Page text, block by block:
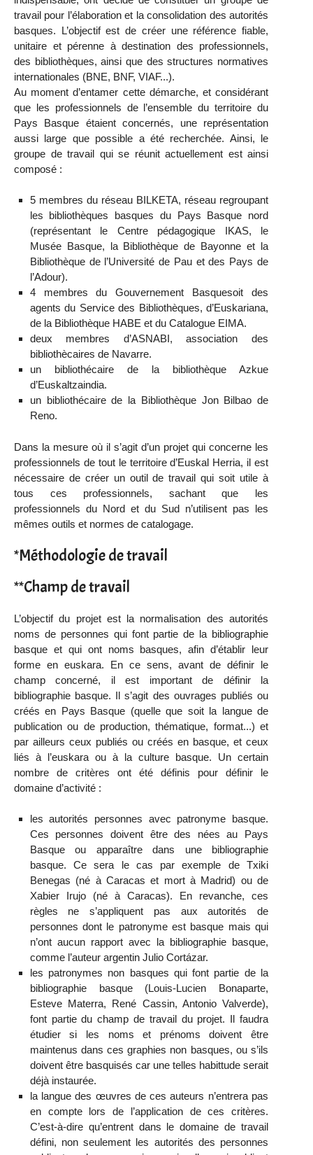
travail pour l’élaboration et la consolidation des autorités
basques. L’objectif est de créer une référence fiable,
unitaire et pérenne à destination des professionnels,
des bibliothèques, ainsi que des structures normatives
internationales (BNE, BNF, VIAF...).
Au moment d’entamer cette démarche, et considérant
que les professionnels de l’ensemble du territoire du
Pays Basque étaient concernés, une représentation
aussi large que possible a été recherchée. Ainsi, le
groupe de travail qui se réunit actuellement est ainsi
composé :
5 membres du réseau BILKETA, réseau regroupant
les bibliothèques basques du Pays Basque nord
(représentant le Centre pédagogique IKAS, le
Musée Basque, la Bibliothèque de Bayonne et la
Bibliothèque de l’Université de Pau et des Pays de
l’Adour).
4 membres du Gouvernement Basquesoit des
agents du Service des Bibliothèques, d’Euskariana,
de la Bibliothèque HABE et du Catalogue EIMA.
deux membres d’ASNABI, association des
bibliothècaires de Navarre.
un bibliothécaire de la bibliothèque Azkue
d’Euskaltzaindia.
un bibliothécaire de la Bibliothèque Jon Bilbao de
Reno.
Dans la mesure où il s’agit d’un projet qui concerne les
professionnels de tout le territoire d’Euskal Herria, il est
nécessaire de créer un outil de travail qui soit utile à
tous ces professionnels, sachant que les
professionnels du Nord et du Sud n’utilisent pas les
mêmes outils et normes de catalogage.
*Méthodologie de travail
**Champ de travail
L’objectif du projet est la normalisation des autorités
noms de personnes qui font partie de la bibliographie
basque et qui ont noms basques, afin d’établir leur
forme en euskara. En ce sens, avant de définir le
champ concerné, il est important de définir la
bibliographie basque. Il s’agit des ouvrages publiés ou
créés en Pays Basque (quelle que soit la langue de
publication ou de production, thématique, format...) et
par ailleurs ceux publiés ou créés en basque, et ceux
liés à l’euskara ou à la culture basque. Un certain
nombre de critères ont été définis pour définir le
domaine d’activité :
les autorités personnes avec patronyme basque.
Ces personnes doivent être des nées au Pays
Basque ou apparaître dans une bibliographie
basque. Ce sera le cas par exemple de Txiki
Benegas (né à Caracas et mort à Madrid) ou de
Xabier Irujo (né à Caracas). En revanche, ces
règles ne s’appliquent pas aux autorités de
personnes dont le patronyme est basque mais qui
n’ont aucun rapport avec la bibliographie basque,
comme l’auteur argentin Julio Cortázar.
les patronymes non basques qui font partie de la
bibliographie basque (Louis-Lucien Bonaparte,
Esteve Materra, René Cassin, Antonio Valverde),
font partie du champ de travail du projet. Il faudra
étudier si les noms et prénoms doivent être
maintenus dans ces graphies non basques, ou s’ils
doivent être basquisés car une telles habittude serait
déjà instaurée.
la langue des œuvres de ces auteurs n’entrera pas
en compte lors de l’application de ces critères.
C’est-à-dire qu’entrent dans le domaine de travail
défini, non seulement les autorités des personnes